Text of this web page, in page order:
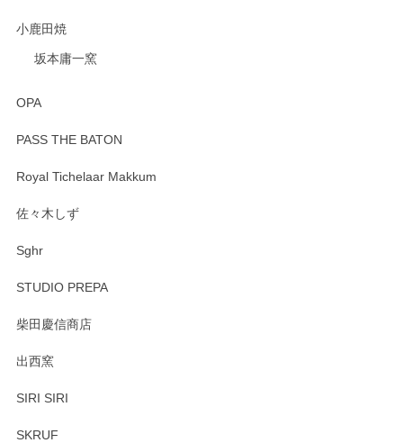
小鹿田焼
坂本庸一窯
OPA
PASS THE BATON
Royal Tichelaar Makkum
佐々木しず
Sghr
STUDIO PREPA
柴田慶信商店
出西窯
SIRI SIRI
SKRUF